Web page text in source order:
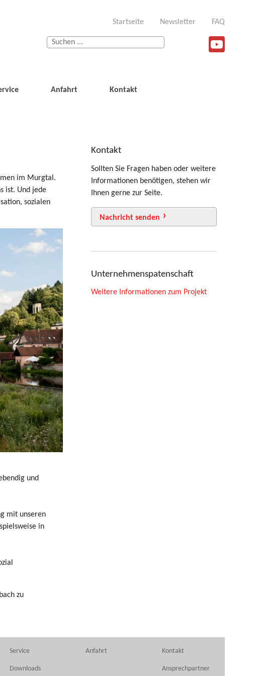
Startseite Newsletter FAQ
Anfahrt Kontakt
im Murgtal.
ist. Und jede
sozialen
und
mit unseren
in
zu
Kontakt
Sollten Sie Fragen haben oder weitere
Informationen benötigen, stehen wir
Ihnen gerne zur Seite.
Nachricht senden
Unternehmenspatenschaft
Weitere Informationen zum Projekt
Service
Downloads
Anfahrt Kontakt
Ansprechpartner